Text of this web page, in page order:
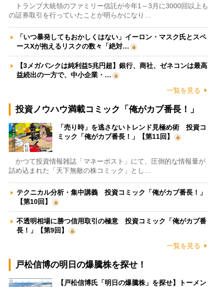
トランプ大統領のファミリー信託が今年1～3月に3000回以上も
の証券取引を行っていたことが明らかになり…
「いつ暴発してもおかしくはない」イーロン・マスク氏とスペ
ースXが抱えるリスクの数々「絶対…
【3メガバンクは純利益5兆円超】銀行、商社、ゼネコンは最高
益続出の一方で、中小企業・…
一覧を見る
投資ノウハウ満載コミック「俺がカブ番長！」
「売り時」を逃さないトレンド見極め術 投資コ
ミック「俺がカブ番長！」【第11回】
かつて投資情報雑誌「マネーポスト」にて、圧倒的な情報量が
詰め込まれた「天下無敵の株コミック」とし…
テクニカル分析・集中講義 投資コミック「俺がカブ番長！」
【第10回】
不透明相場に勝つ信用取引の極意 投資コミック「俺がカブ番
長！」【第9回】
一覧を見る
戸松信博の明日の爆騰株を探せ！
【戸松信博氏「明日の爆騰株」を探せ】トーメン